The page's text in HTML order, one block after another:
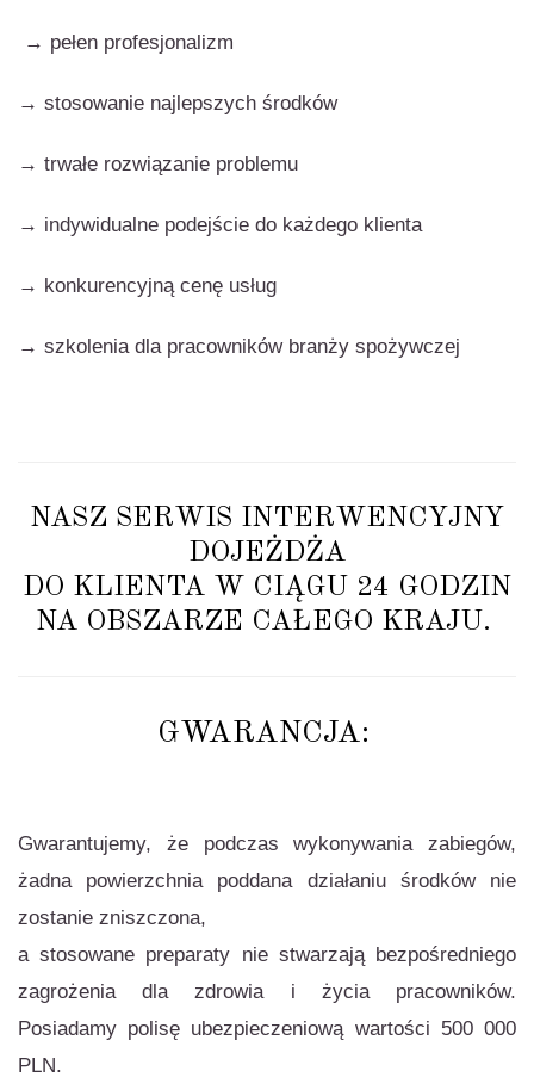
→ pełen profesjonalizm
→ stosowanie najlepszych środków
→ trwałe rozwiązanie problemu
→ indywidualne podejście do każdego klienta
→ konkurencyjną cenę usług
→ szkolenia dla pracowników branży spożywczej
NASZ SERWIS INTERWENCYJNY
DOJEŻDŻA
DO KLIENTA W CIĄGU 24 GODZIN
NA OBSZARZE CAŁEGO KRAJU.
GWARANCJA:
Gwarantujemy, że podczas wykonywania zabiegów,
żadna powierzchnia poddana działaniu środków nie
zostanie zniszczona,
a stosowane preparaty nie stwarzają bezpośredniego
zagrożenia dla zdrowia i życia pracowników.
Posiadamy polisę ubezpieczeniową wartości 500 000
PLN.